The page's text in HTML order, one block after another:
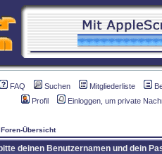
FAQ Suchen Mitgliederliste
Profil
Einloggen, um private
Übersicht
deinen Benutzernamen und dein